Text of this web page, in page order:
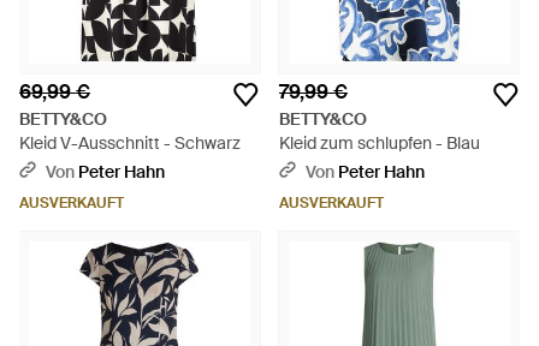
69,99 €
BETTY&CO
Kleid V-Ausschnitt - Schwarz
Von Peter Hahn
AUSVERKAUFT
79,99 €
BETTY&CO
Kleid zum schlupfen - Blau
Von Peter Hahn
AUSVERKAUFT